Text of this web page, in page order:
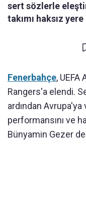
sert sözlerle
takımı haksız
Fenerbahçe,
Rangers'a elendi.
ardından
performansını ve
Bünyamin Gezer